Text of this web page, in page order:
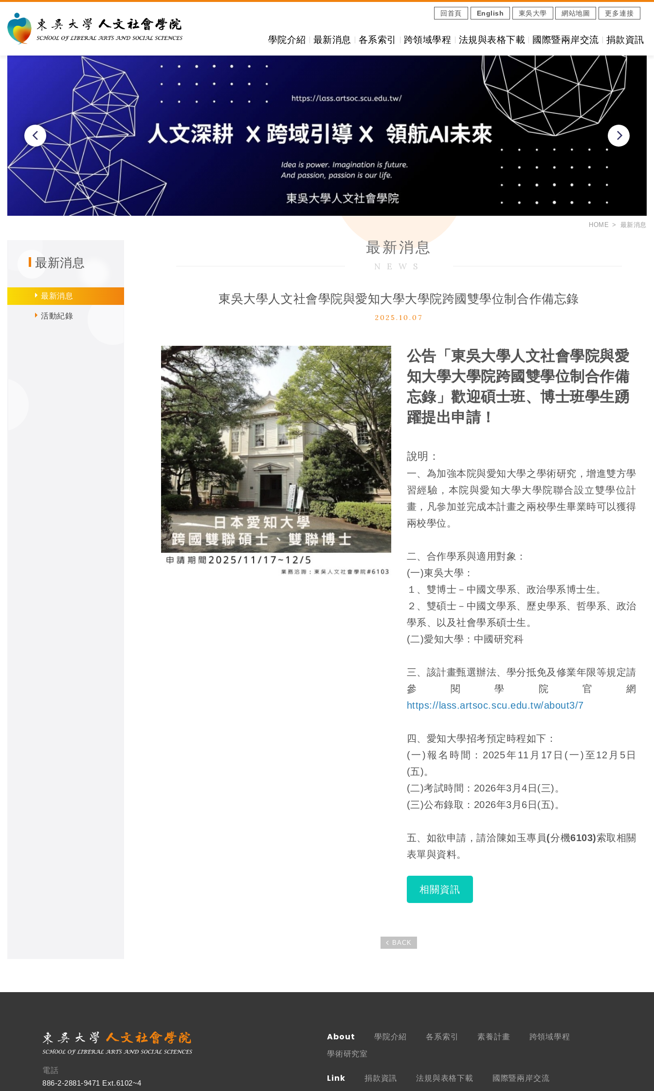
學院介紹 最新消息 各系索引 跨領域學程 法規與表格下載 國際暨兩岸交流 捐款資訊
回首頁 English 東吳大學 網站地圖 更多連接
HOME 最新消息
最新消息
最新消息
活動紀錄
最新消息
NEWS
東吳大學人文社會學院與愛知大學大學院跨國雙學位制合作備忘錄
2025.10.07
公告「東吳大學人文社會學院與愛
知大學大學院跨國雙學位制合作備
忘錄」歡迎碩士班、博士班學生踴
躍提出申請！
說明：
一、為加強本院與愛知大學之學術研究，增進雙方學
習經驗，本院與愛知大學大學院聯合設立雙學位計
畫，凡參加並完成本計畫之兩校學生畢業時可以獲得
兩校學位。
二、合作學系與適用對象：
(一)東吳大學：
１、雙博士－中國文學系、政治學系博士生。
２、雙碩士－中國文學系、歷史學系、哲學系、政治
學系、以及社會學系碩士生。
(二)愛知大學：中國研究科
三、該計畫甄選辦法、學分抵免及修業年限等規定請
參閱學院官網
https://lass.artsoc.scu.edu.tw/about3/7
四、愛知大學招考預定時程如下：
(一)報名時間：2025年11月17日(一)至12月5日
(五)。
(二)考試時間：2026年3月4日(三)。
(三)公布錄取：2026年3月6日(五)。
五、如欲申請，請洽陳如玉專員(分機6103)索取相關
表單與資料。
相關資訊
BACK
電話
886-2-2881-9471 Ext.6102~4
About 學院介紹 各系索引 素養計畫 跨領域學程
學術研究室
Link 捐款資訊 法規與表格下載 國際暨兩岸交流